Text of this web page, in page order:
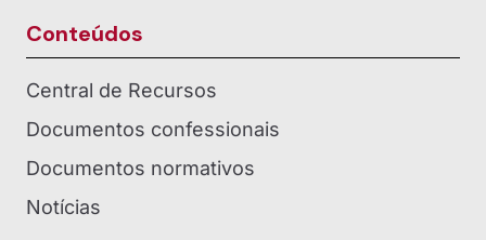
Conteúdos
Central de Recursos
Documentos confessionais
Documentos normativos
Notícias